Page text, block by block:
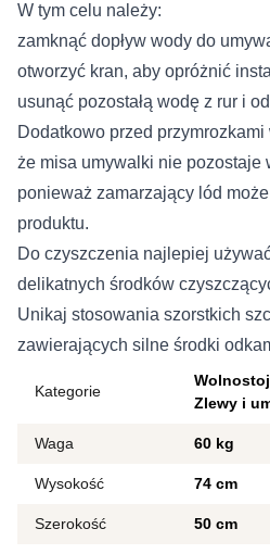
W tym celu należy:
zamknąć dopływ wody do
otworzyć kran, aby opróżnić
usunąć pozostałą wodę z rur i
Dodatkowo przed
że misa umywalki nie pozostaje
ponieważ zamarzający lód
produktu.
Do czyszczenia najlepiej
delikatnych środków
Unikaj stosowania szorstkich
zawierających silne środki
Kategorie
Zlewy i
Waga 60 kg
Wysokość 74 cm
Szerokość 50 cm